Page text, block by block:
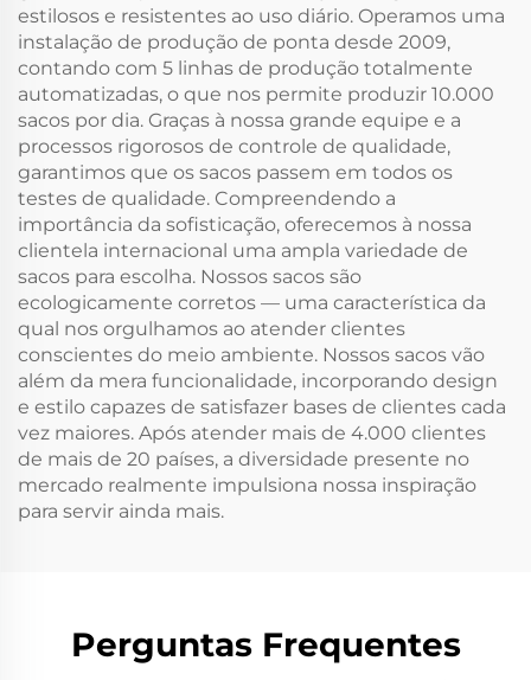
estilosos e resistentes ao uso diário. Operamos uma
instalação de produção de ponta desde 2009,
contando com 5 linhas de produção totalmente
automatizadas, o que nos permite produzir 10.000
sacos por dia. Graças à nossa grande equipe e a
processos rigorosos de controle de qualidade,
garantimos que os sacos passem em todos os
testes de qualidade. Compreendendo a
importância da sofisticação, oferecemos à nossa
clientela internacional uma ampla variedade de
sacos para escolha. Nossos sacos são
ecologicamente corretos — uma característica da
qual nos orgulhamos ao atender clientes
conscientes do meio ambiente. Nossos sacos vão
além da mera funcionalidade, incorporando design
e estilo capazes de satisfazer bases de clientes cada
vez maiores. Após atender mais de 4.000 clientes
de mais de 20 países, a diversidade presente no
mercado realmente impulsiona nossa inspiração
para servir ainda mais.
Perguntas Frequentes